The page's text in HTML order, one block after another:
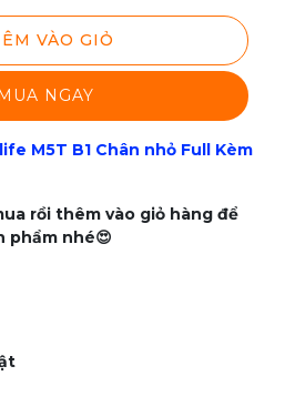
VÀO GIỎ
MUA NGAY
M5T B1 Chân nhỏ Full Kèm
rồi thêm vào giỏ hàng để
phẩm nhé😍